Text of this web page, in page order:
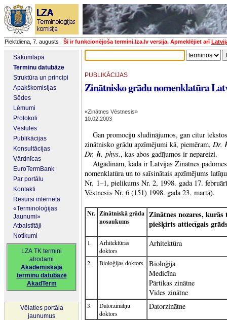
Piektdiena, 7. augusts Šī ir funkcionējoša termini.lza.lv versija. Apmeklējiet arī
Sākumlapa
Terminu datubāze
Struktūra un principi
Apakškomisijas
Sēdes
Lēmumi
Protokoli
Vēstules
Publikācijas
Konsultācijas
Vārdnīcas
EuroTermBank
Par portālu
Kontakti
Resursi internetā
«Terminoloģijas
Jaunumi»
Atbalstītāji
Notikumi
LZA TK termini
atrodami
Akadēmiskajā
terminu datubāzē
AkadTerm
Vēlaties portāla
jaunumus
PUBLIKĀCIJAS
Zinātnisko grādu nomenklatūra
«Zinātnes Vēstnesis»
10.02.2003
Gan promociju sludinājumos, gan citur
zinātnisko grādu apzīmējumi kā, piemēram, Dr.
Dr. h. phys., kas abos gadījumos ir nepareizi.
Atgādinām, kāda ir Latvijas Zinātnes
nomenklatūra un to saīsinātais apzīmējums
Nr. 1–1, pielikums Nr. 2, 1998. gada 17.
Vēstnesī» Nr. 6 (151) 1998. gada 23. martā).
Nr. Zinātniskā grāda
nosaukums
Zinātnes nozares, kurās
piešķirts attiecīgais
1.
Arhitektūras
doktors
Arhitektūra
2. Bioloģijas doktors
Bioloģija
Medicīna
Pārtikas zinātne
Vides zinātne
3.
Datorzinātņu
doktors
Datorzinātne